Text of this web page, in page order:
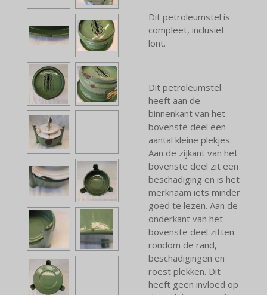
Dit petroleumstel is
compleet, inclusief
lont.
Dit petroleumstel
heeft aan de
binnenkant van het
bovenste deel een
aantal kleine plekjes.
Aan de zijkant van het
bovenste deel zit een
beschadiging en is het
merknaam iets minder
goed te lezen. Aan de
onderkant van het
bovenste deel zitten
rondom de rand,
beschadigingen en
roest plekken. Dit
heeft geen invloed op